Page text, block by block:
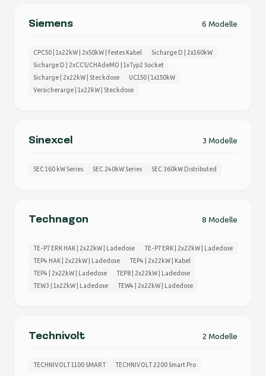
Siemens 6 Modelle
CPC50 | 1x22kW | 2x50kW | festes Kabel
Sicharge D | 2x160kW
Sicharge D | 2xCCS/CHAdeMO | 1xTyp2 Socket
Sicharge | 2x22kW | Steckdose
UC150 | 1x150kW
Versicherarge | 1x22kW | Steckdose
Sinexcel 3 Modelle
SEC 160 kW Series SEC 240kW Series SEC 360kW Distributed
Technagon 8 Modelle
TE-P7 ERK HAK | 2x22kW | Ladedose
TE-P7 ERK | 2x22kW | Ladedose
TEP4 HAK | 2x22kW | Ladedose
TEP4 | 2x22kW | Kabel
TEP4 | 2x22kW | Ladedose
TEP8 | 2x22kW | Ladedose
TEW3 | 1x22kW | Ladedose
TEW4 | 2x22kW | Ladedose
Technivolt 2 Modelle
TECHNIVOLT 1100 SMART TECHNIVOLT 2200 Smart Pro